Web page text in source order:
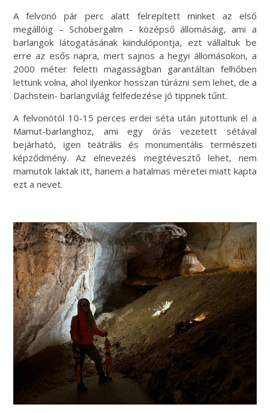
A felvonó pár perc alatt felrepített minket az első
megállóig – Schöbergalm – középső állomásáig, ami a
barlangok látogatásának kiindulópontja, ezt vállaltuk be
erre az esős napra, mert sajnos a hegyi állomásokon, a
2000 méter feletti magasságban garantáltan felhőben
lettünk volna, ahol ilyenkor hosszan túrázni sem lehet, de a
Dachstein- barlangvilág felfedezése jó tippnek tűnt.
A felvonótól 10-15 perces erdei séta után jutottunk el a
Mamut-barlanghoz, ami egy órás vezetett sétával
bejárható, igen teátrális és monumentális természeti
képződmény. Az elnevezés megtévesztő lehet, nem
mamutok laktak itt, hanem a hatalmas méretei miatt kapta
ezt a nevet.